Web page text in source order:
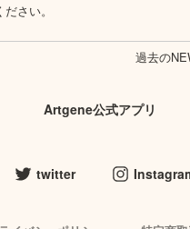
さい。
過去の
Artgene公式アプリ
twitter